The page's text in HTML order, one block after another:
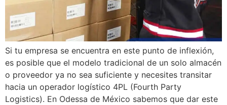
Si tu empresa se encuentra en este punto de inflexión,
es posible que el modelo tradicional de un solo almacén
o proveedor ya no sea suficiente y necesites transitar
hacia un operador logístico 4PL (Fourth Party
Logistics). En Odessa de México sabemos que dar este